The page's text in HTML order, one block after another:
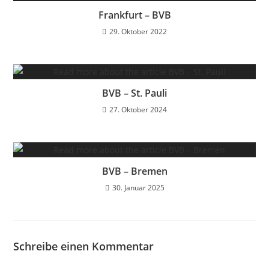
Frankfurt – BVB
29. Oktober 2022
BVB – St. Pauli
27. Oktober 2024
BVB – Bremen
30. Januar 2025
Schreibe einen Kommentar